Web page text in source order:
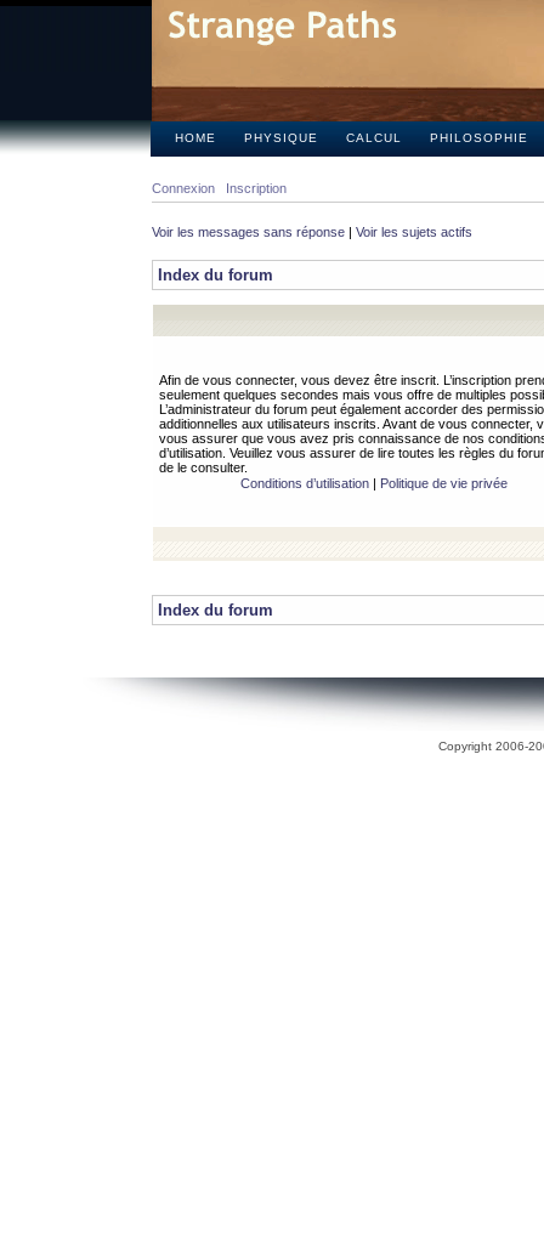
HOME PHYSIQUE CALCUL PHILOSOPHIE
Connexion Inscription
Voir les messages sans réponse | Voir les sujets actifs
Index du forum
Afin de vous connecter, vous devez être inscrit. L’inscription
seulement quelques secondes mais vous offre de multiples
L’administrateur du forum peut également accorder des
additionnelles aux utilisateurs inscrits. Avant de vous connecter,
vous assurer que vous avez pris connaissance de nos
d’utilisation. Veuillez vous assurer de lire toutes les règles du
de le consulter.
Conditions d’utilisation| Politique de vie privée
Index du forum
Copyright 2006-